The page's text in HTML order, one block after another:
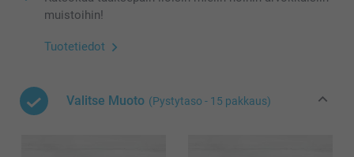
muistoihin!
Tuotetiedot
Valitse Muoto (Pystytaso - 15 pakkaus)